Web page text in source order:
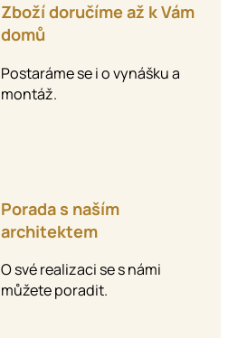
Zboží doručíme až k Vám
domů
Postaráme se i o vynášku a
montáž.
Porada s naším
architektem
O své realizaci se s námi
můžete poradit.